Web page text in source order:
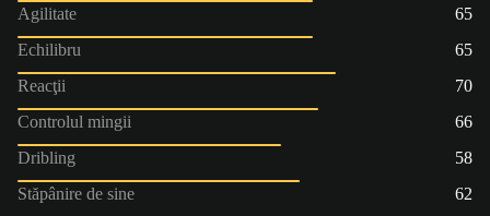
Agilitate
65
Echilibru
65
Reacţii
70
Controlul mingii
66
Dribling
58
Stăpânire de sine
62